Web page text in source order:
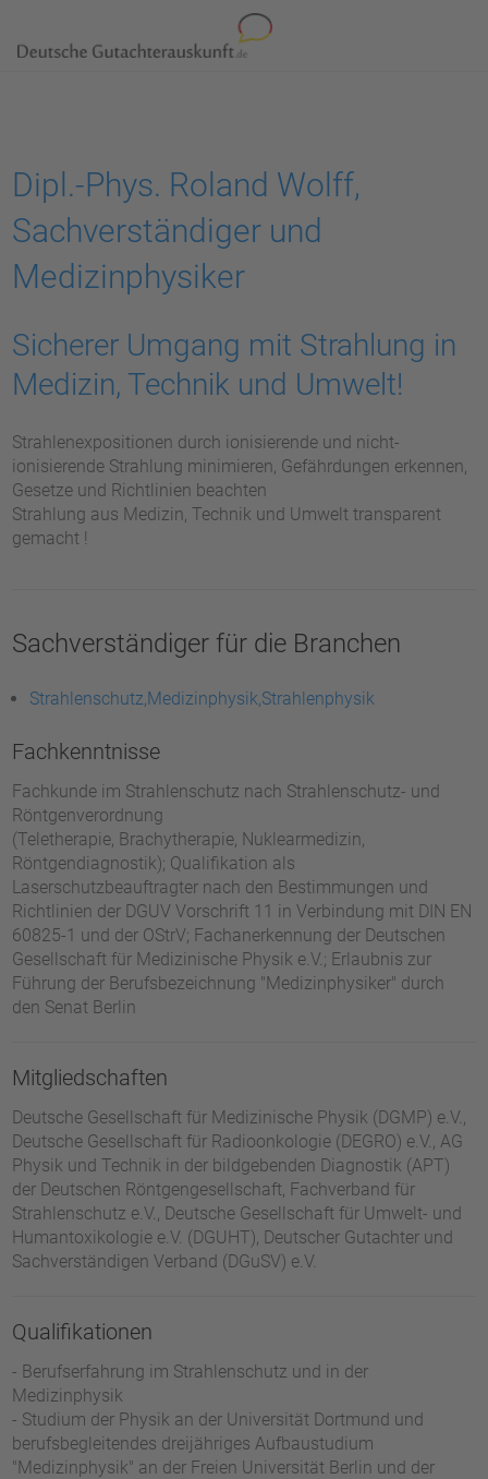
Dipl.-Phys. Roland Wolff,
Sachverständiger und
Medizinphysiker
Sicherer Umgang mit Strahlung in
Medizin, Technik und Umwelt!
Strahlenexpositionen durch ionisierende und nicht-
ionisierende Strahlung minimieren, Gefährdungen erkennen,
Gesetze und Richtlinien beachten
Strahlung aus Medizin, Technik und Umwelt transparent
gemacht !
Sachverständiger für die Branchen
Strahlenschutz,Medizinphysik,Strahlenphysik
Fachkenntnisse
Fachkunde im Strahlenschutz nach Strahlenschutz- und
Röntgenverordnung
(Teletherapie, Brachytherapie, Nuklearmedizin,
Röntgendiagnostik); Qualifikation als
Laserschutzbeauftragter nach den Bestimmungen und
Richtlinien der DGUV Vorschrift 11 in Verbindung mit DIN EN
60825-1 und der OStrV; Fachanerkennung der Deutschen
Gesellschaft für Medizinische Physik e.V.; Erlaubnis zur
Führung der Berufsbezeichnung "Medizinphysiker" durch
den Senat Berlin
Mitgliedschaften
Deutsche Gesellschaft für Medizinische Physik (DGMP) e.V.,
Deutsche Gesellschaft für Radioonkologie (DEGRO) e.V., AG
Physik und Technik in der bildgebenden Diagnostik (APT)
der Deutschen Röntgengesellschaft, Fachverband für
Strahlenschutz e.V., Deutsche Gesellschaft für Umwelt- und
Humantoxikologie e.V. (DGUHT), Deutscher Gutachter und
Sachverständigen Verband (DGuSV) e.V.
Qualifikationen
- Berufserfahrung im Strahlenschutz und in der
Medizinphysik
- Studium der Physik an der Universität Dortmund und
berufsbegleitendes dreijähriges Aufbaustudium
"Medizinphysik" an der Freien Universität Berlin und der